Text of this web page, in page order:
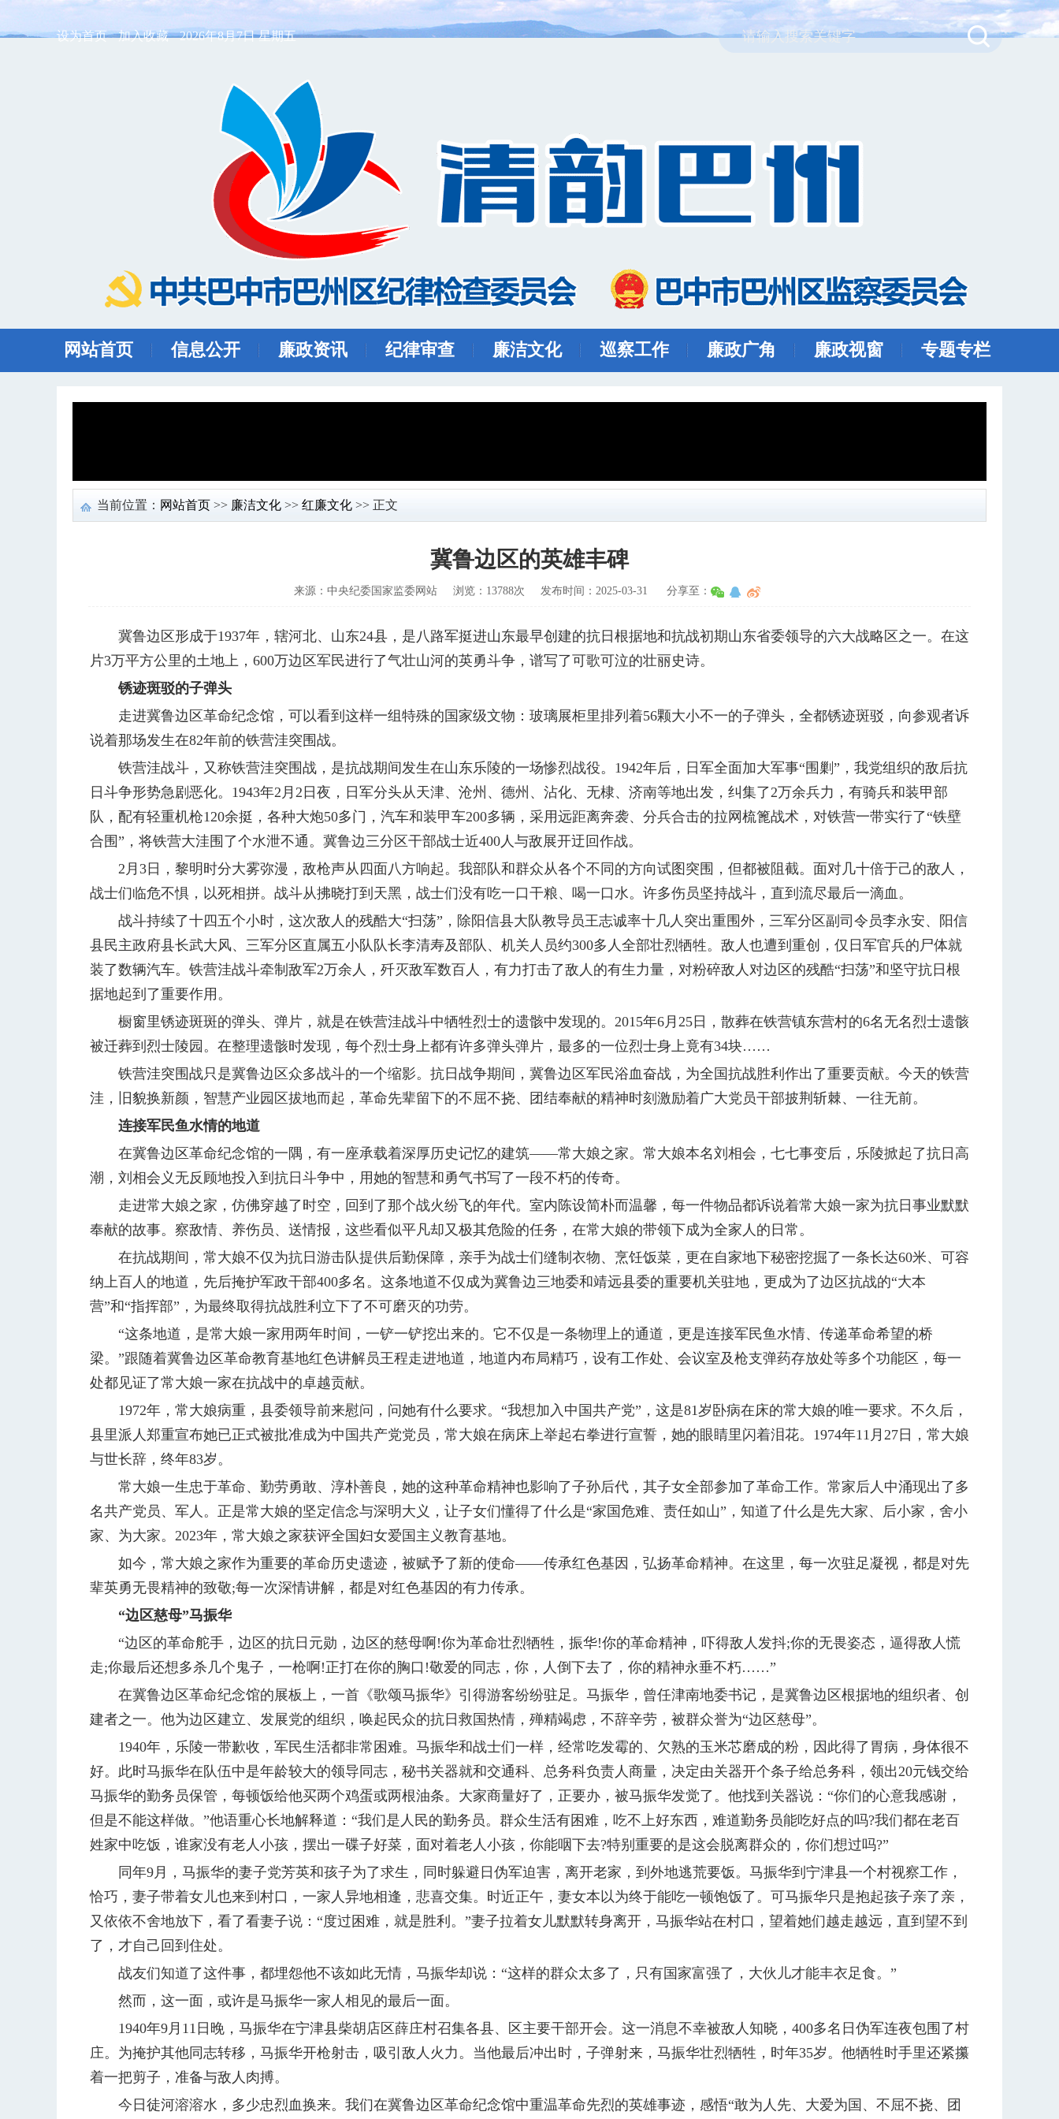
设为首页 加入收藏 2026年8月7日 星期五
网站首页 信息公开 廉政资讯 纪律审查 廉洁文化 巡察工作 廉政广角 廉政视窗 专题专栏
当前位置： 网站首页 >> 廉洁文化 >> 红廉文化 >> 正文
冀鲁边区的英雄丰碑
来源：中央纪委国家监委网站 浏览：13788次 发布时间：2025-03-31 分享至：
冀鲁边区形成于1937年，辖河北、山东24县，是八路军挺进山东最早创建的抗日根据地和抗战初期山东省委领导的六大战略区之一。在这
片3万平方公里的土地上，600万边区军民进行了气壮山河的英勇斗争，谱写了可歌可泣的壮丽史诗。
锈迹斑驳的子弹头
走进冀鲁边区革命纪念馆，可以看到这样一组特殊的国家级文物：玻璃展柜里排列着56颗大小不一的子弹头，全都锈迹斑驳，向参观者诉
说着那场发生在82年前的铁营洼突围战。
铁营洼战斗，又称铁营洼突围战，是抗战期间发生在山东乐陵的一场惨烈战役。1942年后，日军全面加大军事“围剿”，我党组织的敌后抗
日斗争形势急剧恶化。1943年2月2日夜，日军分头从天津、沧州、德州、沾化、无棣、济南等地出发，纠集了2万余兵力，有骑兵和装甲部
队，配有轻重机枪120余挺，各种大炮50多门，汽车和装甲车200多辆，采用远距离奔袭、分兵合击的拉网梳篦战术，对铁营一带实行了“铁壁
合围”，将铁营大洼围了个水泄不通。冀鲁边三分区干部战士近400人与敌展开迂回作战。
2月3日，黎明时分大雾弥漫，敌枪声从四面八方响起。我部队和群众从各个不同的方向试图突围，但都被阻截。面对几十倍于己的敌人，
战士们临危不惧，以死相拼。战斗从拂晓打到天黑，战士们没有吃一口干粮、喝一口水。许多伤员坚持战斗，直到流尽最后一滴血。
战斗持续了十四五个小时，这次敌人的残酷大“扫荡”，除阳信县大队教导员王志诚率十几人突出重围外，三军分区副司令员李永安、阳信
县民主政府县长武大风、三军分区直属五小队队长李清寿及部队、机关人员约300多人全部壮烈牺牲。敌人也遭到重创，仅日军官兵的尸体就
装了数辆汽车。铁营洼战斗牵制敌军2万余人，歼灭敌军数百人，有力打击了敌人的有生力量，对粉碎敌人对边区的残酷“扫荡”和坚守抗日根
据地起到了重要作用。
橱窗里锈迹斑斑的弹头、弹片，就是在铁营洼战斗中牺牲烈士的遗骸中发现的。2015年6月25日，散葬在铁营镇东营村的6名无名烈士遗骸
被迁葬到烈士陵园。在整理遗骸时发现，每个烈士身上都有许多弹头弹片，最多的一位烈士身上竟有34块……
铁营洼突围战只是冀鲁边区众多战斗的一个缩影。抗日战争期间，冀鲁边区军民浴血奋战，为全国抗战胜利作出了重要贡献。今天的铁营
洼，旧貌换新颜，智慧产业园区拔地而起，革命先辈留下的不屈不挠、团结奉献的精神时刻激励着广大党员干部披荆斩棘、一往无前。
连接军民鱼水情的地道
在冀鲁边区革命纪念馆的一隅，有一座承载着深厚历史记忆的建筑——常大娘之家。常大娘本名刘相会，七七事变后，乐陵掀起了抗日高
潮，刘相会义无反顾地投入到抗日斗争中，用她的智慧和勇气书写了一段不朽的传奇。
走进常大娘之家，仿佛穿越了时空，回到了那个战火纷飞的年代。室内陈设简朴而温馨，每一件物品都诉说着常大娘一家为抗日事业默默
奉献的故事。察敌情、养伤员、送情报，这些看似平凡却又极其危险的任务，在常大娘的带领下成为全家人的日常。
在抗战期间，常大娘不仅为抗日游击队提供后勤保障，亲手为战士们缝制衣物、烹饪饭菜，更在自家地下秘密挖掘了一条长达60米、可容
纳上百人的地道，先后掩护军政干部400多名。这条地道不仅成为冀鲁边三地委和靖远县委的重要机关驻地，更成为了边区抗战的“大本
营”和“指挥部”，为最终取得抗战胜利立下了不可磨灭的功劳。
“这条地道，是常大娘一家用两年时间，一铲一铲挖出来的。它不仅是一条物理上的通道，更是连接军民鱼水情、传递革命希望的桥
梁。”跟随着冀鲁边区革命教育基地红色讲解员王程走进地道，地道内布局精巧，设有工作处、会议室及枪支弹药存放处等多个功能区，每一
处都见证了常大娘一家在抗战中的卓越贡献。
1972年，常大娘病重，县委领导前来慰问，问她有什么要求。“我想加入中国共产党”，这是81岁卧病在床的常大娘的唯一要求。不久后，
县里派人郑重宣布她已正式被批准成为中国共产党党员，常大娘在病床上举起右拳进行宣誓，她的眼睛里闪着泪花。1974年11月27日，常大娘
与世长辞，终年83岁。
常大娘一生忠于革命、勤劳勇敢、淳朴善良，她的这种革命精神也影响了子孙后代，其子女全部参加了革命工作。常家后人中涌现出了多
名共产党员、军人。正是常大娘的坚定信念与深明大义，让子女们懂得了什么是“家国危难、责任如山”，知道了什么是先大家、后小家，舍小
家、为大家。2023年，常大娘之家获评全国妇女爱国主义教育基地。
如今，常大娘之家作为重要的革命历史遗迹，被赋予了新的使命——传承红色基因，弘扬革命精神。在这里，每一次驻足凝视，都是对先
辈英勇无畏精神的致敬;每一次深情讲解，都是对红色基因的有力传承。
“边区慈母”马振华
“边区的革命舵手，边区的抗日元勋，边区的慈母啊!你为革命壮烈牺牲，振华!你的革命精神，吓得敌人发抖;你的无畏姿态，逼得敌人慌
走;你最后还想多杀几个鬼子，一枪啊!正打在你的胸口!敬爱的同志，你，人倒下去了，你的精神永垂不朽……”
在冀鲁边区革命纪念馆的展板上，一首《歌颂马振华》引得游客纷纷驻足。马振华，曾任津南地委书记，是冀鲁边区根据地的组织者、创
建者之一。他为边区建立、发展党的组织，唤起民众的抗日救国热情，殚精竭虑，不辞辛劳，被群众誉为“边区慈母”。
1940年，乐陵一带歉收，军民生活都非常困难。马振华和战士们一样，经常吃发霉的、欠熟的玉米芯磨成的粉，因此得了胃病，身体很不
好。此时马振华在队伍中是年龄较大的领导同志，秘书关器就和交通科、总务科负责人商量，决定由关器开个条子给总务科，领出20元钱交给
马振华的勤务员保管，每顿饭给他买两个鸡蛋或两根油条。大家商量好了，正要办，被马振华发觉了。他找到关器说：“你们的心意我感谢，
但是不能这样做。”他语重心长地解释道：“我们是人民的勤务员。群众生活有困难，吃不上好东西，难道勤务员能吃好点的吗?我们都在老百
姓家中吃饭，谁家没有老人小孩，摆出一碟子好菜，面对着老人小孩，你能咽下去?特别重要的是这会脱离群众的，你们想过吗?”
同年9月，马振华的妻子党芳英和孩子为了求生，同时躲避日伪军迫害，离开老家，到外地逃荒要饭。马振华到宁津县一个村视察工作，
恰巧，妻子带着女儿也来到村口，一家人异地相逢，悲喜交集。时近正午，妻女本以为终于能吃一顿饱饭了。可马振华只是抱起孩子亲了亲，
又依依不舍地放下，看了看妻子说：“度过困难，就是胜利。”妻子拉着女儿默默转身离开，马振华站在村口，望着她们越走越远，直到望不到
了，才自己回到住处。
战友们知道了这件事，都埋怨他不该如此无情，马振华却说：“这样的群众太多了，只有国家富强了，大伙儿才能丰衣足食。”
然而，这一面，或许是马振华一家人相见的最后一面。
1940年9月11日晚，马振华在宁津县柴胡店区薛庄村召集各县、区主要干部开会。这一消息不幸被敌人知晓，400多名日伪军连夜包围了村
庄。为掩护其他同志转移，马振华开枪射击，吸引敌人火力。当他最后冲出时，子弹射来，马振华壮烈牺牲，时年35岁。他牺牲时手里还紧攥
着一把剪子，准备与敌人肉搏。
今日徒河溶溶水，多少忠烈血换来。我们在冀鲁边区革命纪念馆中重温革命先烈的英雄事迹，感悟“敢为人先、大爱为国、不屈不挠、团